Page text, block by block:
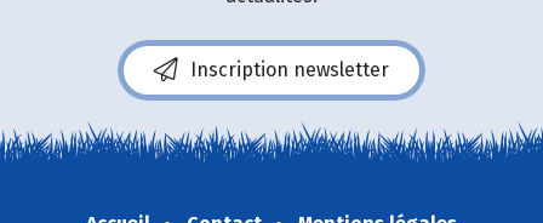
Inscription newsletter